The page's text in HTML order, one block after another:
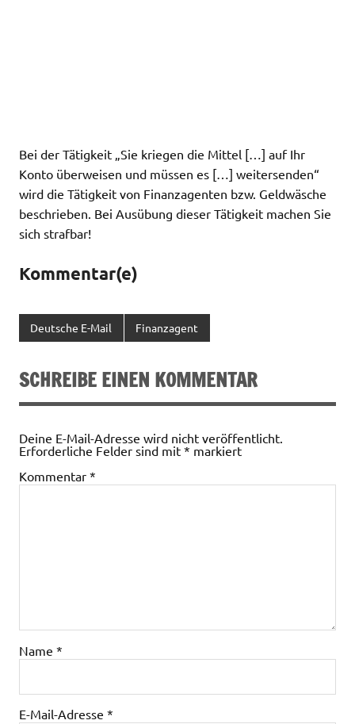
Bei der Tätigkeit „Sie kriegen die Mittel […] auf Ihr
Konto überweisen und müssen es […] weitersenden“
wird die Tätigkeit von Finanzagenten bzw. Geldwäsche
beschrieben. Bei Ausübung dieser Tätigkeit machen Sie
sich strafbar!
Kommentar(e)
Deutsche E-Mail Finanzagent
SCHREIBE EINEN KOMMENTAR
Deine E-Mail-Adresse wird nicht veröffentlicht.
Erforderliche Felder sind mit * markiert
Kommentar *
Name *
E-Mail-Adresse *